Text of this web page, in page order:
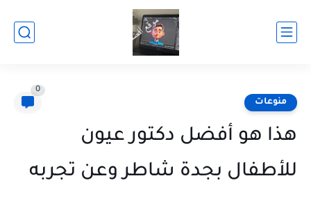
منوعات
0
هذا هو أفضل دكتور عيون
للأطفال بجدة شاطر وعن تجربه